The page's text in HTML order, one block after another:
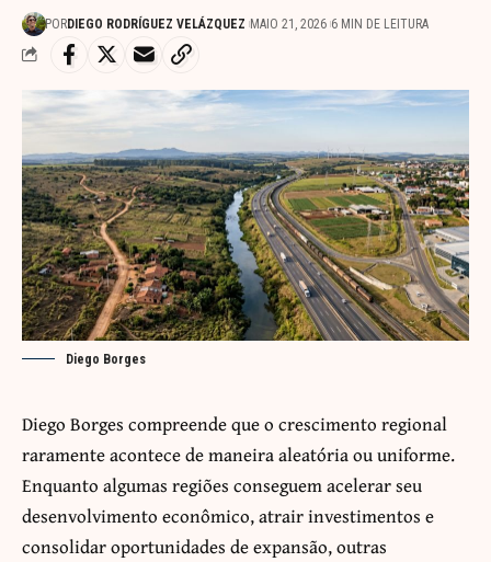
PORDIEGO RODRÍGUEZ VELÁZQUEZ MAIO 21, 2026 6 MIN DE LEITURA
Diego Borges
Diego Borges compreende que o crescimento regional
raramente acontece de maneira aleatória ou uniforme.
Enquanto algumas regiões conseguem acelerar seu
desenvolvimento econômico, atrair investimentos e
consolidar oportunidades de expansão, outras